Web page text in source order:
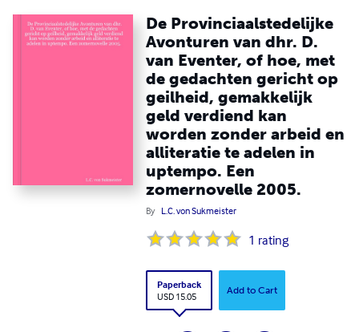
De Provinciaalstedelijke
Avonturen van dhr. D.
van Eventer, of hoe, met
de gedachten gericht op
geilheid, gemakkelijk
geld verdiend kan
worden zonder arbeid en
alliteratie te adelen in
uptempo. Een
zomernovelle 2005.
By L.C. von Sukmeister
1 rating
Paperback
USD 15.05
Add to Cart